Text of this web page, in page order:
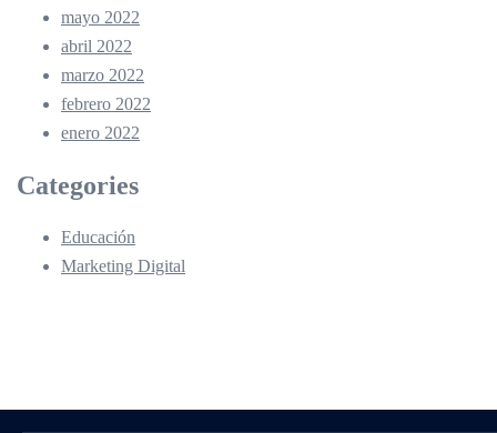
mayo 2022
abril 2022
marzo 2022
febrero 2022
enero 2022
Categories
Educación
Marketing Digital